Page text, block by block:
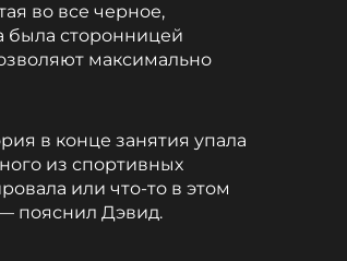
во все черное,
была сторонницей
максимально
в конце занятия упала
из спортивных
или что-то в этом
пояснил Дэвид.